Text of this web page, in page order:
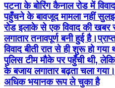
पटना के बोरिंग कैनाल रोड में
पहुँचने के बावजूद मामला नहीं
रोड इलाके से एक विवाद की खबर
लगातार तनावपूर्ण बनी हुई है।
विवाद बीती रात से ही शुरू हो
पुलिस टीम मौके पर पहुँची थी,
के बजाय लगातार बढ़ता चला
अधिक भयानक रूप ले चुका है